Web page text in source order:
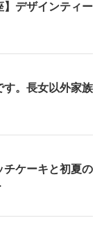
】デザインティー︎
。長女以外家族
ケーキと初夏の